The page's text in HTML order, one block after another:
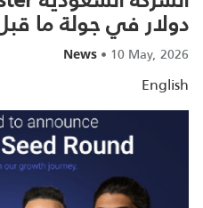
دولار في جولة ما
News • 10 May, 2026
English